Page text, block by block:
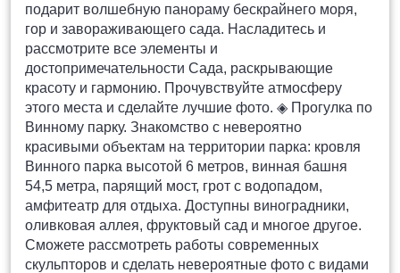
подарит волшебную панораму бескрайнего моря,
гор и завораживающего сада. Насладитесь и
рассмотрите все элементы и
достопримечательности Сада, раскрывающие
красоту и гармонию. Прочувствуйте атмосферу
этого места и сделайте лучшие фото. ◈ Прогулка по
Винному парку. Знакомство с невероятно
красивыми объектам на территории парка: кровля
Винного парка высотой 6 метров, винная башня
54,5 метра, парящий мост, грот с водопадом,
амфитеатр для отдыха. Доступны виноградники,
оливковая аллея, фруктовый сад и многое другое.
Сможете рассмотреть работы современных
скульпторов и сделать невероятные фото с видами